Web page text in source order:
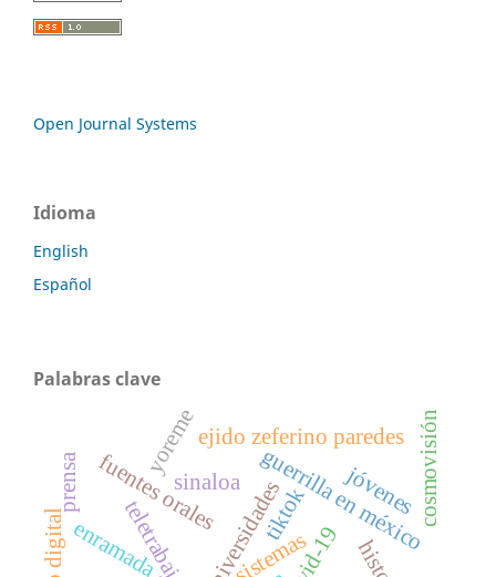
Open Journal Systems
Idioma
English
Español
Palabras clave
teletrabajouniversidades
sistemas
guerrilla en méxico
ejido zeferino paredes
fuentes orales
sinaloa
enramada
yoreme cosmovisión
tiktok jóvenes
prensa